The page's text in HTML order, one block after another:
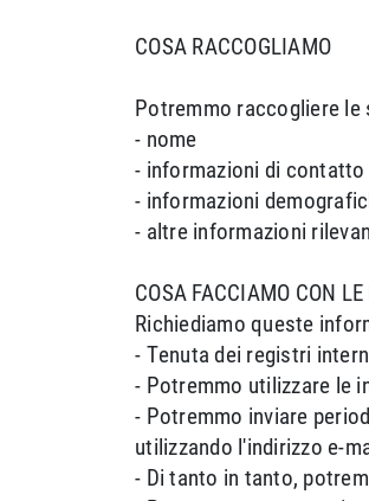
COSA RACCOGLIAMO
Potremmo raccogliere
- nome
- informazioni di
- informazioni
- altre informazioni
COSA FACCIAMO CON
Richiediamo queste
- Tenuta dei registri
- Potremmo utilizzare le
- Potremmo inviare
utilizzando l'indirizzo e-
- Di tanto in tanto,